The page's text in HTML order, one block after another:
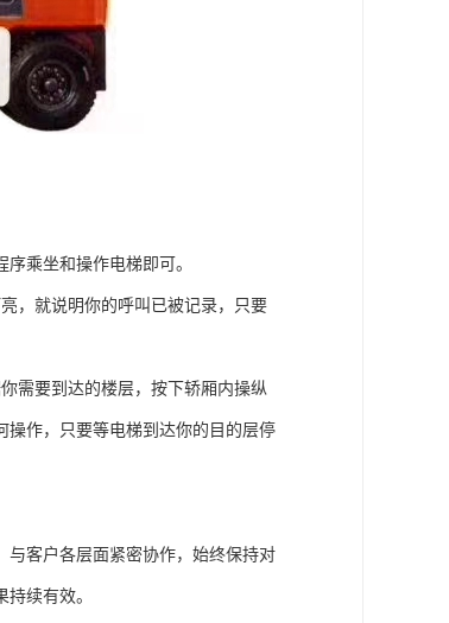
乘坐和操作电梯即可。
，就说明你的呼叫已被记录，只要
需要到达的楼层，按下轿厢内操纵
操作，只要等电梯到达你的目的层停
与客户各层面紧密协作，始终保持对
续有效。